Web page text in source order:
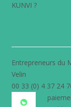
KUNVI ?
Entrepreneurs du
Velin
00 33 (0) 4 37 24